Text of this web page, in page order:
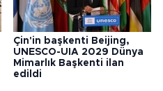
Çin'in başkenti Beijing,
UNESCO-UIA 2029 Dünya
Mimarlık Başkenti ilan
edildi